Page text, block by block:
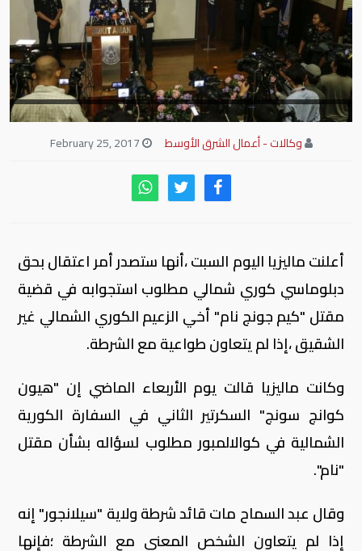
وكالات - أعمال الشرق الأوسط
أعلنت ماليزيا اليوم السبت ،أنها ستصدر أمر اعتقال بحق
دبلوماسي كوري شمالي مطلوب استجوابه في قضية
مقتل "كيم جونج نام" أخي الزعيم الكوري الشمالي غير
الشقيق ،إذا لم يتعاون طواعية مع الشرطة.
وكانت ماليزيا قالت يوم الأربعاء الماضي إن "هيون
كوانج سونج" السكرتير الثاني في السفارة الكورية
الشمالية في كوالالمبور مطلوب لسؤاله بشأن مقتل
"نام".
وقال عبد السماح مات قائد شرطة ولاية "سيلانجور" إنه
إذا لم يتعاون الشخص المعني مع الشرطة ؛فإنها